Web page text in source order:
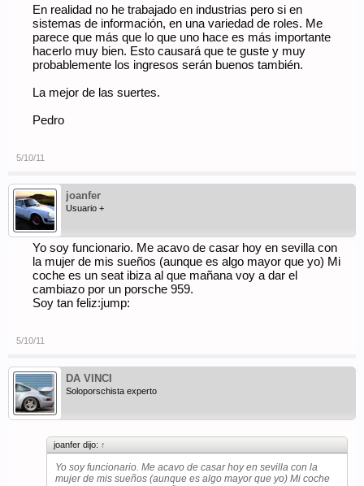
En realidad no he trabajado en industrias pero si en
sistemas de información, en una variedad de roles. Me
parece que más que lo que uno hace es más importante
hacerlo muy bien. Esto causará que te guste y muy
probablemente los ingresos serán buenos también.
La mejor de las suertes.
Pedro
5/10/11
joanfer
Usuario +
Yo soy funcionario. Me acavo de casar hoy en sevilla con
la mujer de mis sueños (aunque es algo mayor que yo) Mi
coche es un seat ibiza al que mañana voy a dar el
cambiazo por un porsche 959.
Soy tan feliz:jump:
5/10/11
DA VINCI
Soloporschista experto
joanfer dijo: ↑
Yo soy funcionario. Me acavo de casar hoy en sevilla con la
mujer de mis sueños (aunque es algo mayor que yo) Mi coche